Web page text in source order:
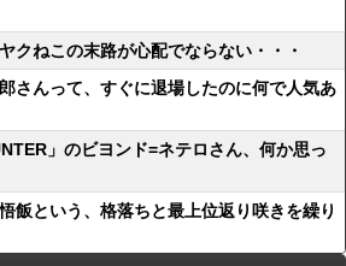
クねこの末路が心配でならない・・・
さんって、すぐに退場したのに何で人気あ
」のビヨンド=ネテロさん、何か思っ
飯という、格落ちと最上位返り咲きを繰り